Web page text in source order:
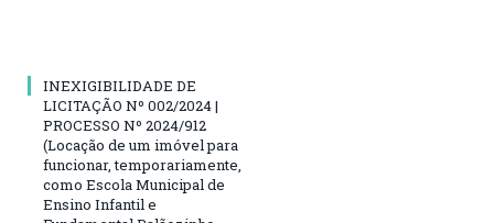
INEXIGIBILIDADE DE
LICITAÇÃO Nº 002/2024 |
PROCESSO Nº 2024/912
(Locação de um imóvel para
funcionar, temporariamente,
como Escola Municipal de
Ensino Infantil e